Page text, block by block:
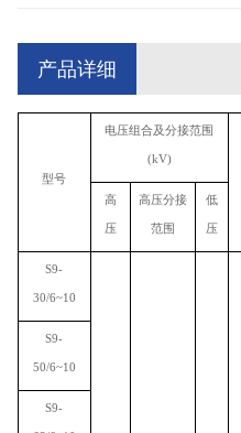
产品详细
型号
电压组合及分接范围
(kV)
高
压
高压分接
范围
低
压
S9-
30/6~10
S9-
50/6~10
S9-